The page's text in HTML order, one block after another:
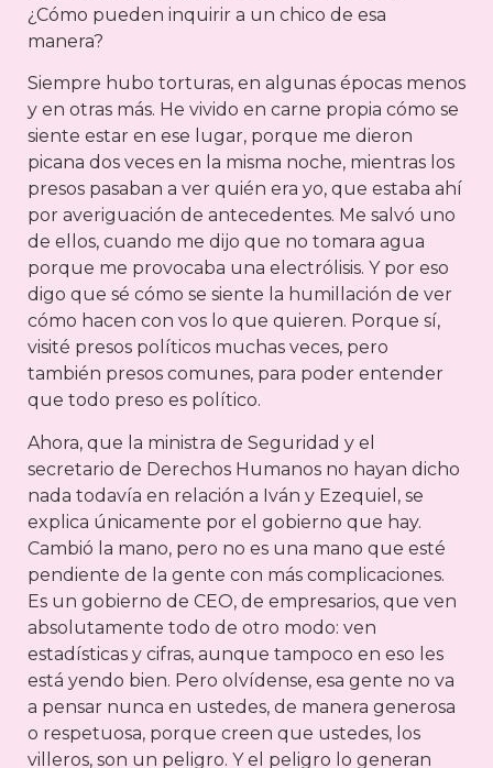
¿Cómo pueden inquirir a un chico de esa
manera?
Siempre hubo torturas, en algunas épocas menos
y en otras más. He vivido en carne propia cómo se
siente estar en ese lugar, porque me dieron
picana dos veces en la misma noche, mientras los
presos pasaban a ver quién era yo, que estaba ahí
por averiguación de antecedentes. Me salvó uno
de ellos, cuando me dijo que no tomara agua
porque me provocaba una electrólisis. Y por eso
digo que sé cómo se siente la humillación de ver
cómo hacen con vos lo que quieren. Porque sí,
visité presos políticos muchas veces, pero
también presos comunes, para poder entender
que todo preso es político.
Ahora, que la ministra de Seguridad y el
secretario de Derechos Humanos no hayan dicho
nada todavía en relación a Iván y Ezequiel, se
explica únicamente por el gobierno que hay.
Cambió la mano, pero no es una mano que esté
pendiente de la gente con más complicaciones.
Es un gobierno de CEO, de empresarios, que ven
absolutamente todo de otro modo: ven
estadísticas y cifras, aunque tampoco en eso les
está yendo bien. Pero olvídense, esa gente no va
a pensar nunca en ustedes, de manera generosa
o respetuosa, porque creen que ustedes, los
villeros, son un peligro. Y el peligro lo generan